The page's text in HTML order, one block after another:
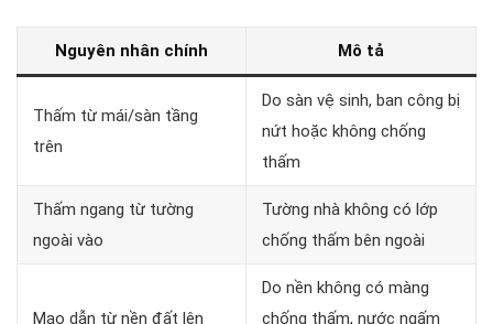
Nguyên nhân chính Mô tả
Thấm từ mái/sàn tầng
trên
Do sàn vệ sinh, ban công bị
nứt hoặc không chống
thấm
Thấm ngang từ tường
ngoài vào
Tường nhà không có lớp
chống thấm bên ngoài
Mao dẫn từ nền đất lên
Do nền không có màng
chống thấm, nước ngấm